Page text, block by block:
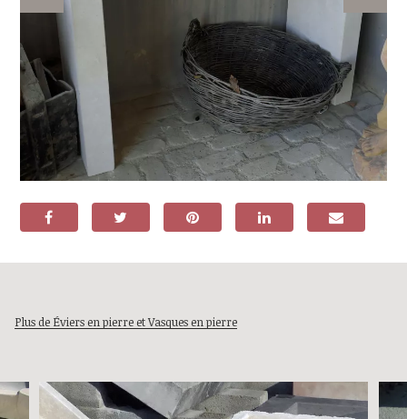
Plus de Éviers en pierre et Vasques en pierre